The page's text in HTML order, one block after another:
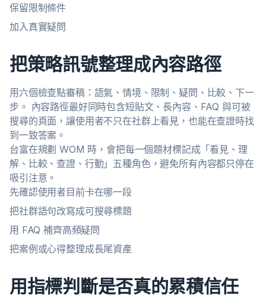
保留限制條件
加入真實疑問
把策略訊號整理成內容路徑
用六個檢查點審稿：語氣、情境、限制、疑問、比較、下一
步。 內容路徑最好同時包含短貼文、長內容、FAQ 與可被
搜尋的頁面，讓使用者不只在社群上看見，也能在查證時找
到一致答案。
台富在規劃 WOM 時，會把每一個題材標記成「看見、理
解、比較、查證、行動」五種角色，避免所有內容都只停在
吸引注意。
先確認使用者目前卡在哪一段
把社群語句改寫成可搜尋標題
用 FAQ 補齊高頻疑問
把案例或心得整理成長尾資產
用指標判斷是否真的累積信任